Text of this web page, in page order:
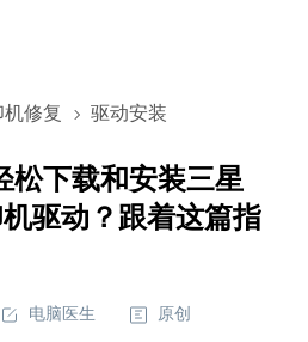
机修复 驱动安装
松下载和安装三星
驱动？跟着这篇指
电脑医生 原创